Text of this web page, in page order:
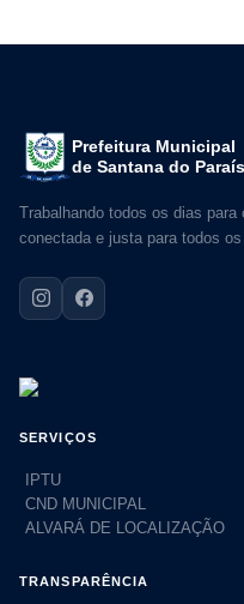
Prefeitura Municipal
de Santana do
Trabalhando todos os dias
conectada e justa para todos
SERVIÇOS
IPTU
CND MUNICIPAL
ALVARÁ DE LOCALIZAÇÃO
TRANSPARÊNCIA